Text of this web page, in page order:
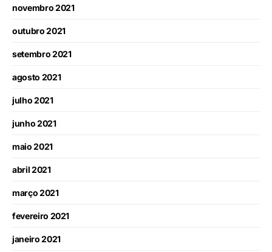
novembro 2021
outubro 2021
setembro 2021
agosto 2021
julho 2021
junho 2021
maio 2021
abril 2021
março 2021
fevereiro 2021
janeiro 2021